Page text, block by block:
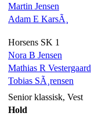
Martin Jensen
Adam E KarsÃ¸
Horsens SK 1
Nora B Jensen
Mathias R Vestergaard
Tobias SÃ¸rensen
Senior klassisk, Vest
Hold